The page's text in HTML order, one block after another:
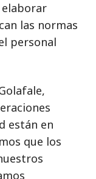
las normas
personal
están en
que los